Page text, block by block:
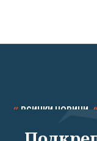
ВСИЧКИ НОВИНИ
СПОРТ